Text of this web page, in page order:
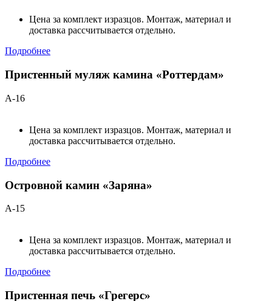
Цена за комплект изразцов. Монтаж, материал и
доставка рассчитывается отдельно.
Подробнее
Пристенный муляж камина «Роттердам»
А-16
Цена за комплект изразцов. Монтаж, материал и
доставка рассчитывается отдельно.
Подробнее
Островной камин «Заряна»
А-15
Цена за комплект изразцов. Монтаж, материал и
доставка рассчитывается отдельно.
Подробнее
Пристенная печь «Грегерс»